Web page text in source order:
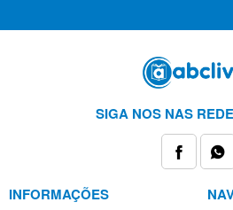
SIGA NOS NAS
INFORMAÇÕES